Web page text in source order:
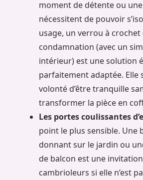
moment de détente ou
nécessitent de pouvoir
usage, un verrou à
condamnation (avec un
intérieur) est une solution
parfaitement adaptée. Elle
volonté d’être tranquille
transformer la pièce en
Les portes coulissantes
point le plus sensible. Une
donnant sur le jardin ou
de balcon est une
cambrioleurs si elle n’est